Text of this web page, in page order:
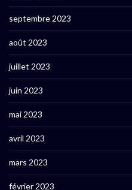
septembre 2023
août 2023
juillet 2023
juin 2023
mai 2023
avril 2023
mars 2023
février 2023